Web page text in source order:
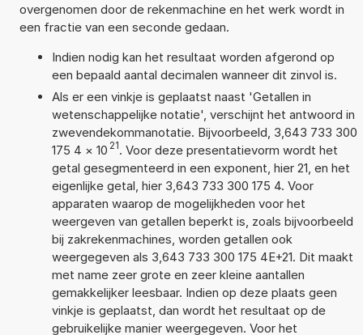
overgenomen door de rekenmachine en het werk wordt in
een fractie van een seconde gedaan.
Indien nodig kan het resultaat worden afgerond op
een bepaald aantal decimalen wanneer dit zinvol is.
Als er een vinkje is geplaatst naast 'Getallen in
wetenschappelijke notatie', verschijnt het antwoord in
zwevendekommanotatie. Bijvoorbeeld, 3,643 733 300
175 4 × 10 21. Voor deze presentatievorm wordt het
getal gesegmenteerd in een exponent, hier 21, en het
eigenlijke getal, hier 3,643 733 300 175 4. Voor
apparaten waarop de mogelijkheden voor het
weergeven van getallen beperkt is, zoals bijvoorbeeld
bij zakrekenmachines, worden getallen ook
weergegeven als 3,643 733 300 175 4E+21. Dit maakt
met name zeer grote en zeer kleine aantallen
gemakkelijker leesbaar. Indien op deze plaats geen
vinkje is geplaatst, dan wordt het resultaat op de
gebruikelijke manier weergegeven. Voor het